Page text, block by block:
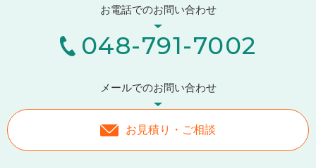
お電話でのお問い合わせ
048-791-7002
メールでのお問い合わせ
お見積り・ご相談